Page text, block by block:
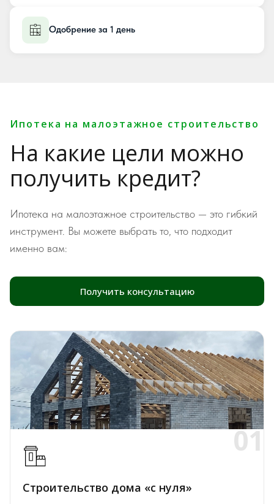
Одобрение за 1 день
Ипотека на малоэтажное строительство
На какие цели можно
получить кредит?
Ипотека на малоэтажное строительство — это гибкий
инструмент. Вы можете выбрать то, что подходит
именно вам:
Получить консультацию
01
Строительство дома «с нуля»